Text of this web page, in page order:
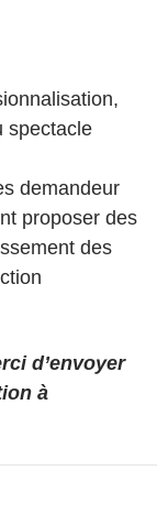
spectacle
demandeur
proposer des
des
d’envoyer
à